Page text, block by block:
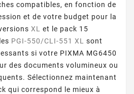
compatibles, en fonction de
et de votre budget pour la
XL
et le pack 15
PGI-550/CLI-551 XL
sont
si votre PIXMA MG6450
des documents volumineux ou
Sélectionnez maintenant
qui correspond le mieux à